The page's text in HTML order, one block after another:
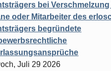
bei
oder Mitarbeiter des
begründete
Juli 29 2026